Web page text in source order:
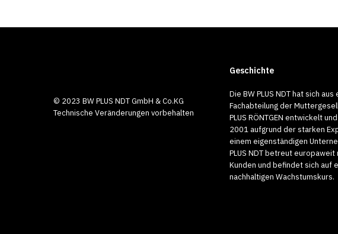
CB-
P
© 2023 BW PLUS NDT GmbH & Co.KG
Technische Veränderungen vorbehalten
Geschichte
Die BW PLUS NDT hat sich aus
Fachabteilung der
PLUS RÖNTGEN entwickelt
2001 aufgrund der starken
einem eigenständigen
PLUS NDT betreut europaweit
Kunden und befindet sich auf
nachhaltigen Wachstumskurs.